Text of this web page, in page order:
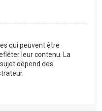
qui peuvent être
leur contenu. La
dépend des